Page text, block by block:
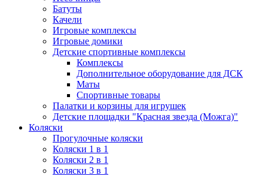
Батуты
Качели
Игровые комплексы
Игровые домики
Детские спортивные комплексы
Комплексы
Дополнительное оборудование для ДСК
Маты
Спортивные товары
Палатки и корзины для игрушек
Детские площадки "Красная звезда (Можга)"
Коляски
Прогулочные коляски
Коляски 1 в 1
Коляски 2 в 1
Коляски 3 в 1